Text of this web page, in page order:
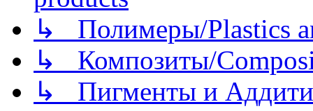
↳ Полимеры/Plastics
↳ Композиты/
↳ Пигменты и